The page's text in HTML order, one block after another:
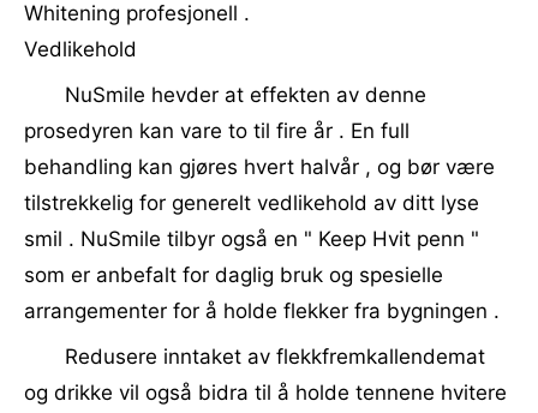
Whitening profesjonell .
Vedlikehold
NuSmile hevder at effekten av denne
prosedyren kan vare to til fire år . En full
behandling kan gjøres hvert halvår , og bør være
tilstrekkelig for generelt vedlikehold av ditt lyse
smil . NuSmile tilbyr også en " Keep Hvit penn "
som er anbefalt for daglig bruk og spesielle
arrangementer for å holde flekker fra bygningen .
Redusere inntaket av flekkfremkallendemat
og drikke vil også bidra til å holde tennene hvitere